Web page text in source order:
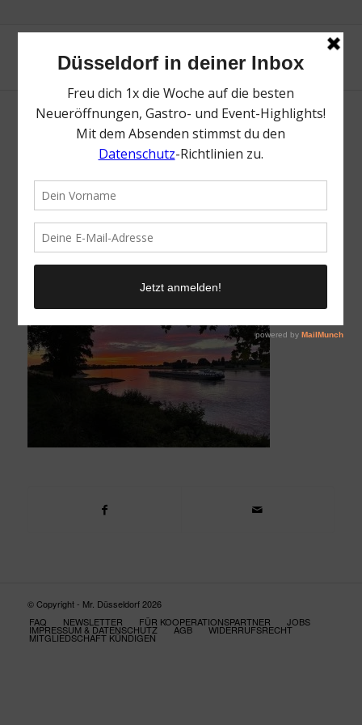
Landhaus Mönchenwerth | Top
| Mr. Düsseldorf | Foto: Landhaus
Mönchenwerth
© Copyright - Mr. Düsseldorf 2026
FAQ
NEWSLETTER FÜR KOOPERATIONSPARTNER JOBS
IMPRESSUM & DATENSCHUTZ AGB WIDERRUFSRECHT
MITGLIEDSCHAFT KÜNDIGEN